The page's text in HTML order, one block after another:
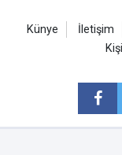
Künye İletişim